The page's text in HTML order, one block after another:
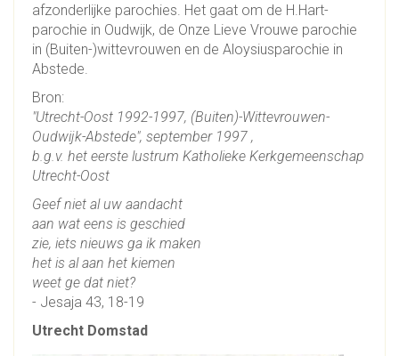
afzonderlijke parochies. Het gaat om de H.Hart-
parochie in Oudwijk, de Onze Lieve Vrouwe parochie
in (Buiten-)wittevrouwen en de Aloysiusparochie in
Abstede.
Bron:
"Utrecht-Oost 1992-1997, (Buiten)-Wittevrouwen-
Oudwijk-Abstede", september 1997 ,
b.g.v. het eerste lustrum Katholieke Kerkgemeenschap
Utrecht-Oost
Geef niet al uw aandacht
aan wat eens is geschied
zie, iets nieuws ga ik maken
het is al aan het kiemen
weet ge dat niet?
- Jesaja 43, 18-19
Utrecht Domstad